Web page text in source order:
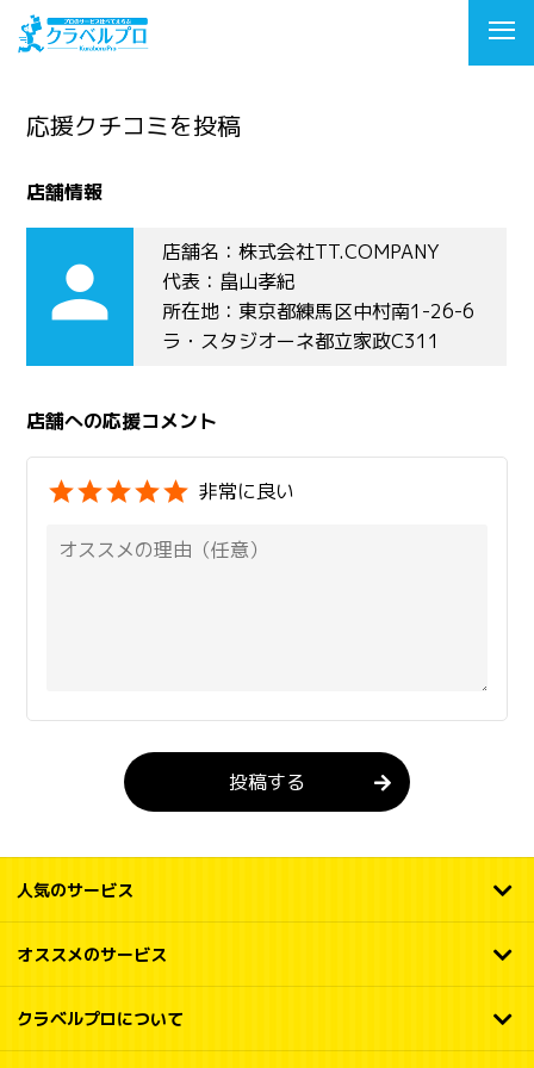
応援クチコミを投稿
店舗情報
person
店舗名：株式会社TT.COMPANY
代表：畠山孝紀
所在地：東京都練馬区中村南1-26-6
ラ・スタジオーネ都立家政C311
店舗への応援コメント
非常に良い
投稿する
人気のサービス
オススメのサービス
クラベルプロについて